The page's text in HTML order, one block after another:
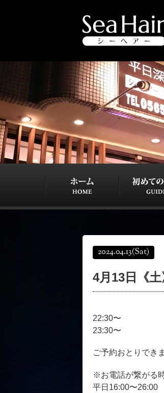
2024.04.13(Sat)
4月13日《
22:30〜
23:30〜
ご予約おとりでき
※お電話が繋がる
平日16:00〜26:00